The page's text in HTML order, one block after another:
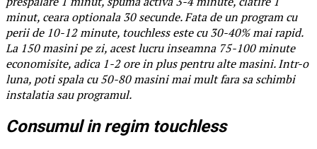
minut, ceara optionala 30 secunde. Fata de un program cu
perii de 10-12 minute, touchless este cu 30-40% mai rapid.
La 150 masini pe zi, acest lucru inseamna 75-100 minute
economisite, adica 1-2 ore in plus pentru alte masini. Intr-o
luna, poti spala cu 50-80 masini mai mult fara sa schimbi
instalatia sau programul.
Consumul in regim touchless